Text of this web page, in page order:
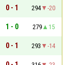
0 - 1 294
-20
1 - 0 279
15
0 - 1 293
-14